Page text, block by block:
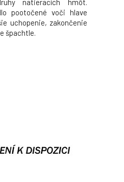
natieracích hmôt.
pootočené voči hlave
uchopenie, zakončenie
špachtle.